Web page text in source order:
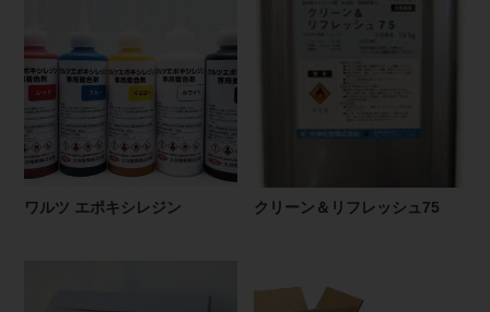
ワルツ エポキシレジン クリーン＆リフレッシュ75